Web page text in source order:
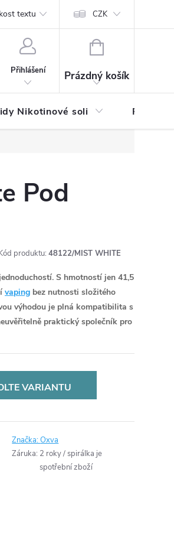
řád Vrácení zboží a reklamace
textu CZK
Přihlášení
NÁKUPNÍ
Prázdný košík
Nikotinové soli
Pod
produktu: 48122/MIST WHITE
S hmotností jen 41,5
vaping bez nutnosti složitého
výhodou je plná kompatibilita s
praktický společník pro
VARIANTU
Značka:Oxva
Záruka: 2 roky / spirálka je
spotřební zboží